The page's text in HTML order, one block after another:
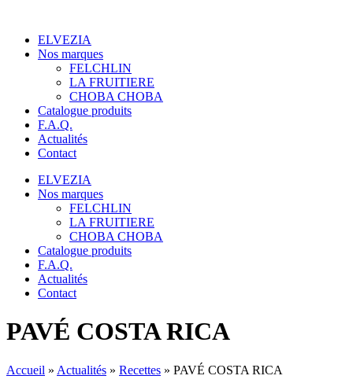
contenuELVEZIA
Nos marques
FELCHLIN
LA FRUITIERE
CHOBA CHOBA
Catalogue produits
F.A.Q.
Actualités
Contact
ELVEZIA
Nos marques
FELCHLIN
LA FRUITIERE
CHOBA CHOBA
Catalogue produits
F.A.Q.
Actualités
Contact
PAVÉ COSTA RICA
Accueil » Actualités » Recettes » PAVÉ COSTA RICA